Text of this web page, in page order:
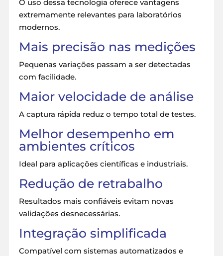
O uso dessa tecnologia oferece vantagens
extremamente relevantes para laboratórios
modernos.
Mais precisão nas medições
Pequenas variações passam a ser detectadas
com facilidade.
Maior velocidade de análise
A captura rápida reduz o tempo total de testes.
Melhor desempenho em
ambientes críticos
Ideal para aplicações científicas e industriais.
Redução de retrabalho
Resultados mais confiáveis evitam novas
validações desnecessárias.
Integração simplificada
Compatível com sistemas automatizados e